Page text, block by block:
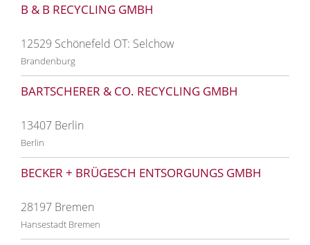
B & B RECYCLING GMBH
12529 Schönefeld OT: Selchow
Brandenburg
BARTSCHERER & CO. RECYCLING GMBH
13407 Berlin
Berlin
BECKER + BRÜGESCH ENTSORGUNGS GMBH
28197 Bremen
Hansestadt Bremen